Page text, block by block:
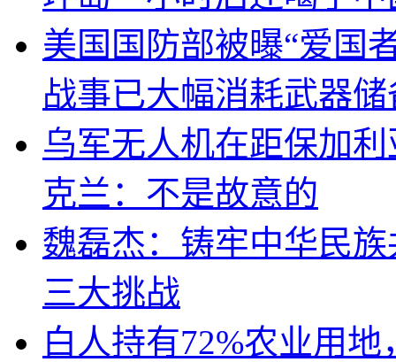
美国国防部被曝“爱国
战事已大幅消耗武器储
乌军无人机在距保加
克兰：不是故意的
魏磊杰：铸牢中华民
三大挑战
白人持有72%农业用